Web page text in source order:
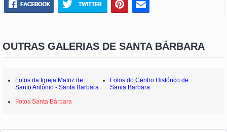
OUTRAS GALERIAS DE SANTA BÁRBARA
Fotos da Igreja Matriz de
Santo Antônio - Santa Barbara
Fotos do Centro Histórico de
Santa Barbara
Fotos Santa Bárbara